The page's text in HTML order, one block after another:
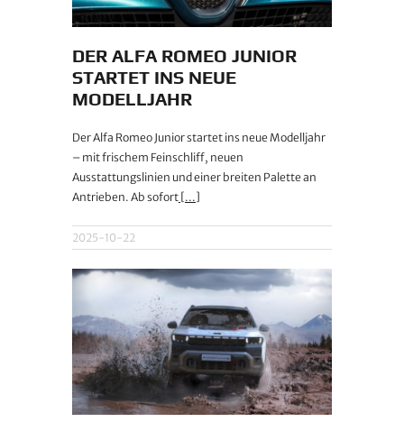
DER ALFA ROMEO JUNIOR
STARTET INS NEUE
MODELLJAHR
Der Alfa Romeo Junior startet ins neue Modelljahr
– mit frischem Feinschliff, neuen
Ausstattungslinien und einer breiten Palette an
Antrieben. Ab sofort [...]
2025-10-22